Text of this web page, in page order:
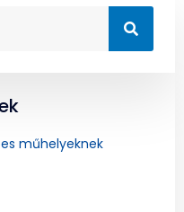
műhelyeknek